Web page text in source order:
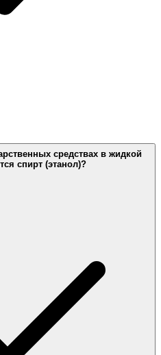
средствах в жидкой
спирт (этанол)?